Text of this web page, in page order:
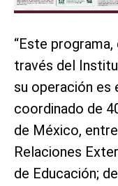
“Este
través del
su operación es
coordinado de
de México,
Relaciones
de Educación;